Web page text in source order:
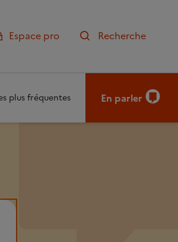
Espace pro Recherche
plus fréquentes En parler